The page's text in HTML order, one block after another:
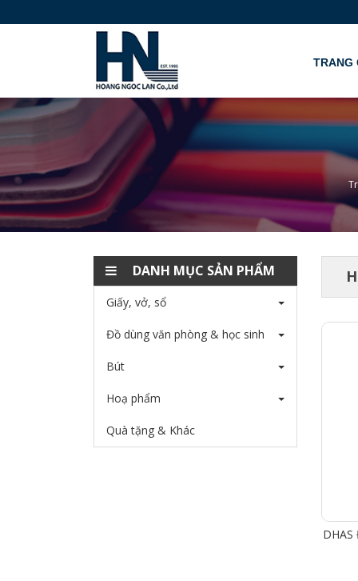
TRANG
DANH MỤC SẢN PHẨM
Giấy, vở, sổ
Đồ dùng văn phòng & học sinh
Bút
Hoạ phẩm
Quà tặng & Khác